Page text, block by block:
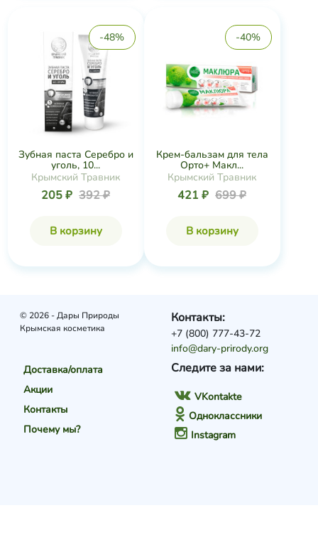
-48%
Зубная паста Серебро и
уголь, 10...
Крымский Травник
205 ₽ 392 ₽
В корзину
-40%
Крем-бальзам для тела
Орто+ Макл...
Крымский Травник
421 ₽ 699 ₽
В корзину
© 2026 - Дары Природы
Крымская косметика
Доставка/оплата
Акции
Контакты
Почему мы?
Следите за нами:
VKontakte
Одноклассники
Instagram
Контакты:
+7 (800) 777-43-72
info@dary-prirody.org